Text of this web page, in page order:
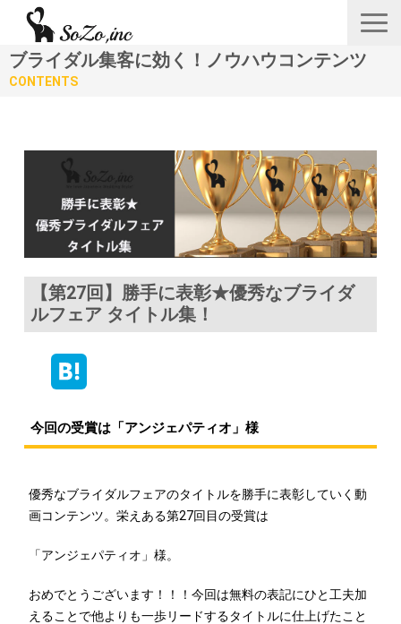
会社概要
サービス一覧
あつみゆりかオフィシャル情報
採用
お問い合わせフォーム
ブライダル集客に効く！ノウハウコンテンツ
CONTENTS
【第27回】勝手に表彰★優秀なブライダ
ルフェア タイトル集！
今回の受賞は「アンジェパティオ」様
優秀なブライダルフェアのタイトルを勝手に表彰していく動
画コンテンツ。栄えある第27回目の受賞は
「アンジェパティオ」様。
おめでとうございます！！！今回は無料の表記にひと工夫加
えることで他よりも一歩リードするタイトルに仕上げたこと